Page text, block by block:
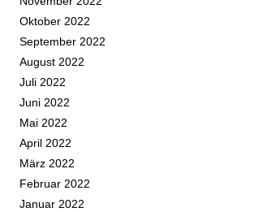
Oktober 2022
September 2022
August 2022
Juli 2022
Juni 2022
Mai 2022
April 2022
März 2022
Februar 2022
Januar 2022